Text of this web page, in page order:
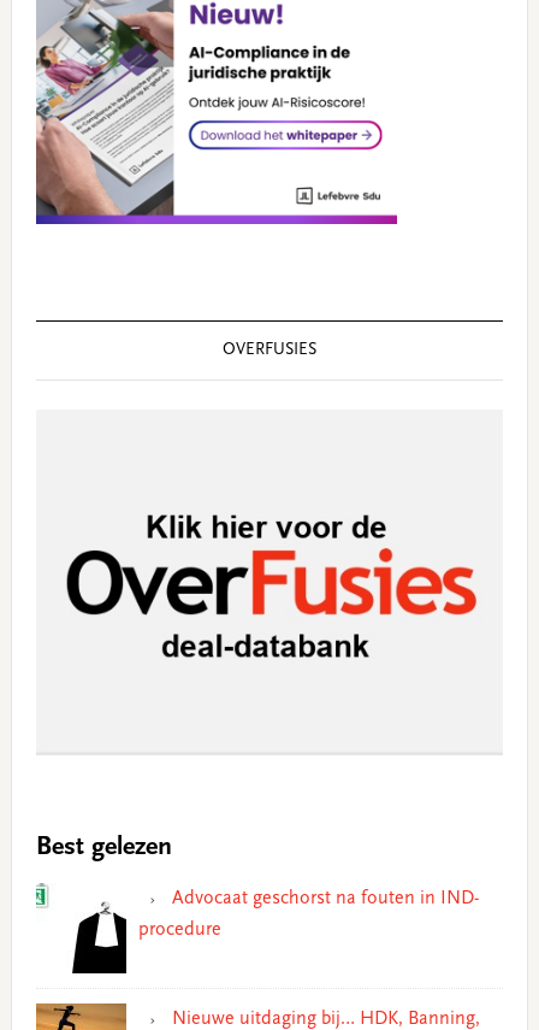
OVERFUSIES
Best gelezen
Advocaat geschorst na fouten in IND-
procedure
Nieuwe uitdaging bij… HDK, Banning,